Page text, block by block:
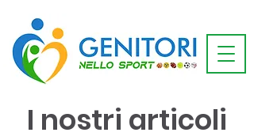
I nostri articoli